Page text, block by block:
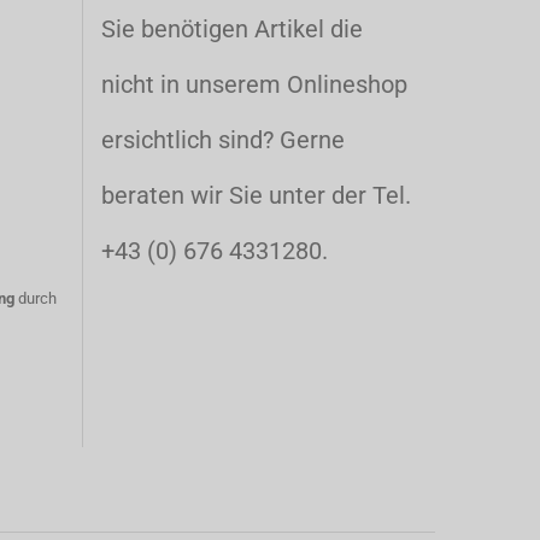
durch
Sie benötigen Artikel die
nicht in unserem Onlineshop
ersichtlich sind? Gerne
beraten wir Sie unter der Tel.
+43 (0) 676 4331280.